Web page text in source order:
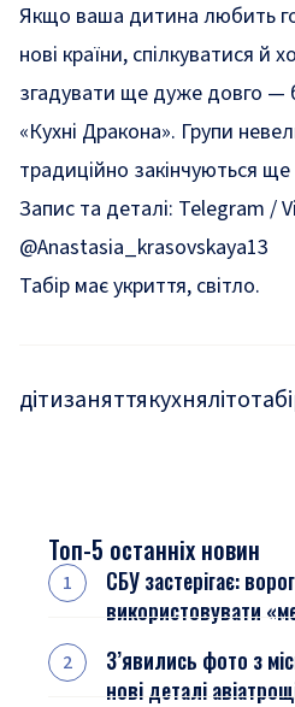
Якщо ваша дитина любить
нові країни, спілкуватися й
згадувати ще дуже довго —
«Кухні Дракона». Групи
традиційно закінчуються
Запис та деталі: Telegram /
@Anastasia_krasovskaya13
Табір має укриття, світло.
дітизаняттякухняліто
Топ-5 останніх новин
СБУ застерігає:
використовувати
З’явились фото з
нові деталі